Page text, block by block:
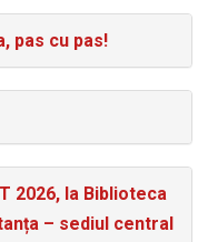
pas cu pas!
2026, la Biblioteca
– sediul central